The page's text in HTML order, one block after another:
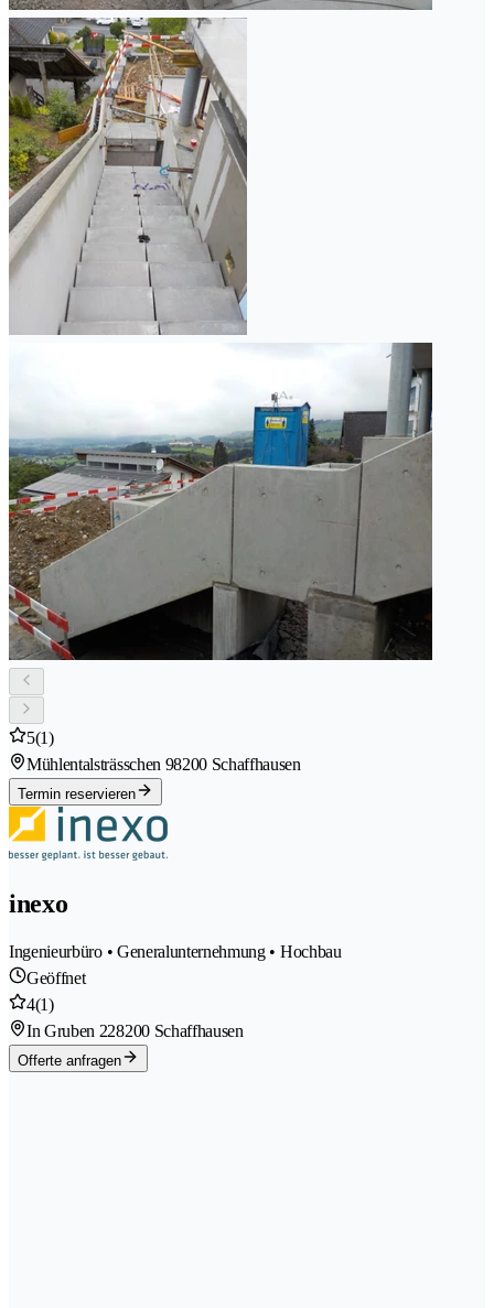
5(1)
Mühlentalsträsschen 98200 Schaffhausen
Termin reservieren
inexo
Ingenieurbüro • Generalunternehmung • Hochbau
Geöffnet
4(1)
In Gruben 228200 Schaffhausen
Offerte anfragen